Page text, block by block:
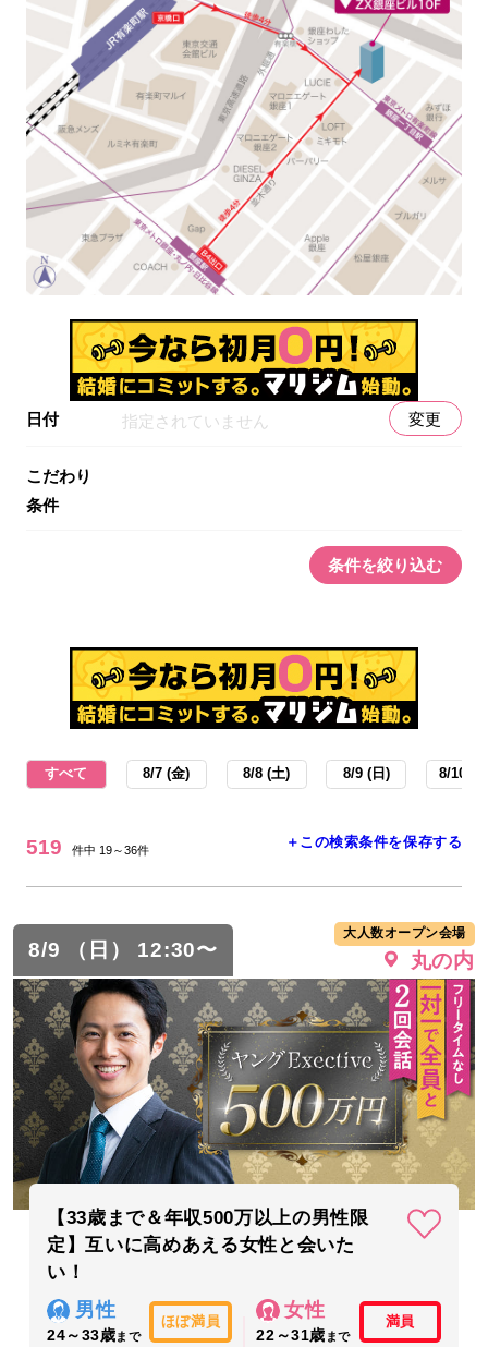
日付 指定されていません 変更
こだわり
条件
条件を絞り込む
すべて 8/7 (金) 8/8 (土) 8/9 (日) 8/10 (
519 件中 19～36件 ＋この検索条件を保存する
8/9 （日） 12:30〜
大人数オープン会場
丸の内
【33歳まで＆年収500万以上の男性限
定】互いに高めあえる女性と会いた
い！
男性
24～33歳まで
ほぼ満員
女性
22～31歳 まで
満員